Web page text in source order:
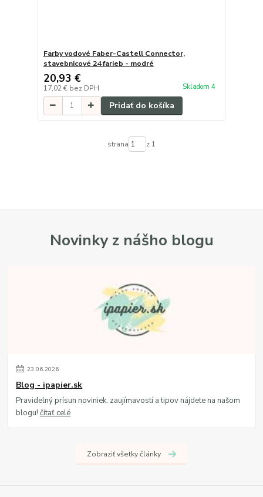
Farby vodové Faber-Castell Connector,
stavebnicové 24 farieb - modré
20,93 €
17,02 € bez DPH Skladom 4
Pridať do košíka
strana z 1
Novinky z nášho blogu
23.06.2026
Blog - ipapier.sk
Pravidelný prísun noviniek, zaujímavostí a tipov nájdete na našom
blogu!čítať celé
Zobraziť všetky články